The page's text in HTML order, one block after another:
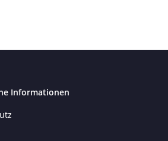
Informationen